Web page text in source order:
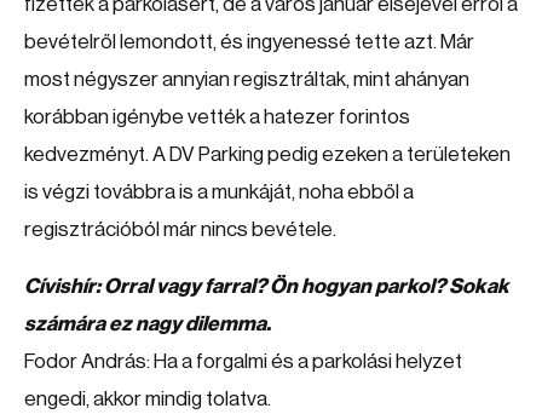
fizettek a parkolásért, de a város január elsejével erről a
bevételről lemondott, és ingyenessé tette azt. Már
most négyszer annyian regisztráltak, mint ahányan
korábban igénybe vették a hatezer forintos
kedvezményt. A DV Parking pedig ezeken a területeken
is végzi továbbra is a munkáját, noha ebből a
regisztrációból már nincs bevétele.
Cívishír: Orral vagy farral? Ön hogyan parkol? Sokak
számára ez nagy dilemma.
Fodor András: Ha a forgalmi és a parkolási helyzet
engedi, akkor mindig tolatva.